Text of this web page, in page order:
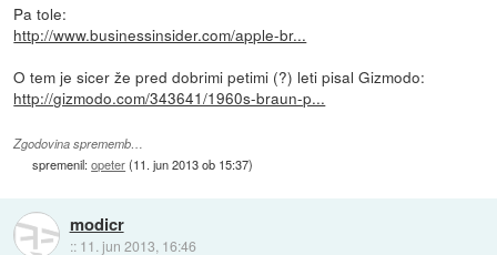
Pa tole:
http://www.businessinsider.com/apple-br...
O tem je sicer že pred dobrimi petimi (?) leti pisal Gizmodo:
http://gizmodo.com/343641/1960s-braun-p...
Zgodovina sprememb…
spremenil:opeter(11. jun 2013 ob 15:37)
modicr
:: 11. jun 2013, 16:46